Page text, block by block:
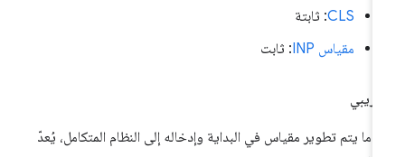
CLS: ثابتة
مقياس INP
: ثابت
يتم تطوير مقياس في البداية وإدخاله إلى النظام المتكامل، يُعدّ